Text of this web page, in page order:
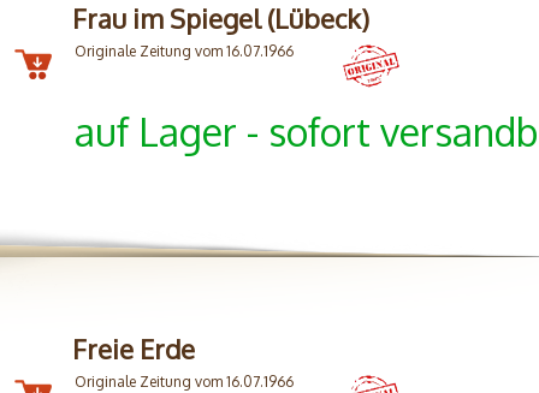
Frau im Spiegel (Lübeck)
Originale Zeitung vom 16.07.1966
auf Lager - sofort
Freie Erde
Originale Zeitung vom 16.07.1966